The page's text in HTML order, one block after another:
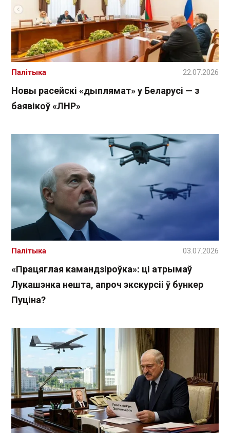
Новы расейскі «дыплямат» у Беларусі — з
баявікоў «ЛНР»
Палітыка 22.07.2026
«Працяглая камандзіроўка»: ці атрымаў
Лукашэнка нешта, апроч экскурсіі ў бункер
Пуціна?
Палітыка 03.07.2026